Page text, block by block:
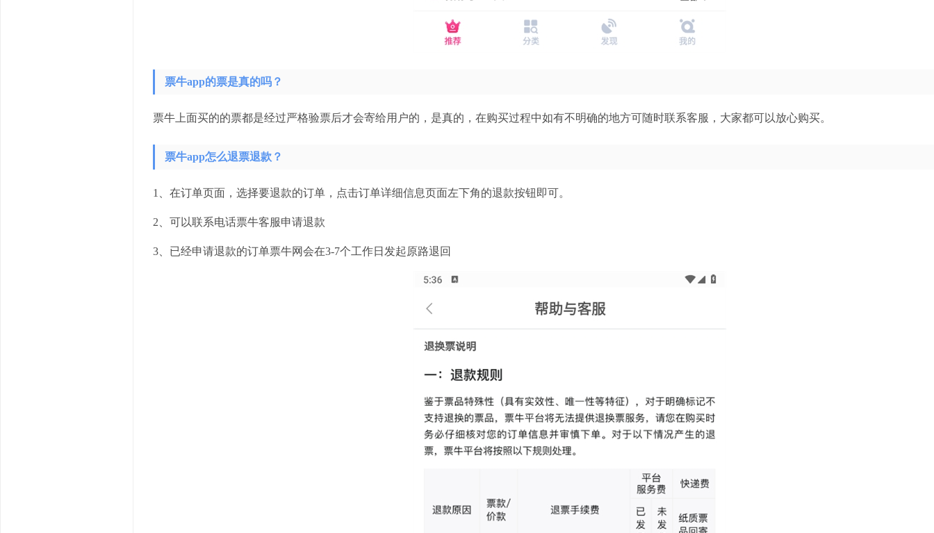
票牛app的票是真的吗？
票牛上面买的的票都是经过严格验票后才会寄给用户的，是真的，在购买过程中如有不明确的地方可随时联系客服，大家都可以放心购买。
票牛app怎么退票退款？
1、在订单页面，选择要退款的订单，点击订单详细信息页面左下角的退款按钮即可。
2、可以联系电话票牛客服申请退款
3、已经申请退款的订单票牛网会在3-7个工作日发起原路退回